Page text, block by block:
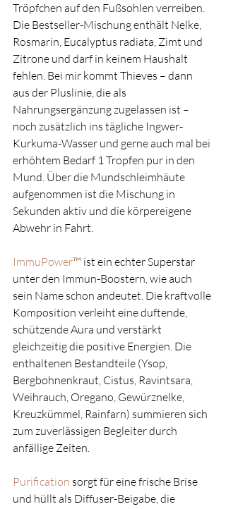
Tröpfchen auf den Fußsohlen verreiben.
Die Bestseller-Mischung enthält Nelke,
Rosmarin, Eucalyptus radiata, Zimt und
Zitrone und darf in keinem Haushalt
fehlen. Bei mir kommt Thieves – dann
aus der Pluslinie, die als
Nahrungsergänzung zugelassen ist –
noch zusätzlich ins tägliche Ingwer-
Kurkuma-Wasser und gerne auch mal bei
erhöhtem Bedarf 1 Tropfen pur in den
Mund. Über die Mundschleimhäute
aufgenommen ist die Mischung in
Sekunden aktiv und die körpereigene
Abwehr in Fahrt.
ImmuPower™ ist ein echter Superstar
unter den Immun-Boostern, wie auch
sein Name schon andeutet. Die kraftvolle
Komposition verleiht eine duftende,
schützende Aura und verstärkt
gleichzeitig die positive Energien. Die
enthaltenen Bestandteile (Ysop,
Bergbohnenkraut, Cistus, Ravintsara,
Weihrauch, Oregano, Gewürznelke,
Kreuzkümmel, Rainfarn) summieren sich
zum zuverlässigen Begleiter durch
anfällige Zeiten.
Purification sorgt für eine frische Brise
und hüllt als Diffuser-Beigabe, die